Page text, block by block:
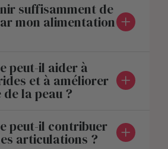
suffisamment de
mon alimentation
peut-il aider à
et à améliorer
la peau ?
peut-il contribuer
articulations ?